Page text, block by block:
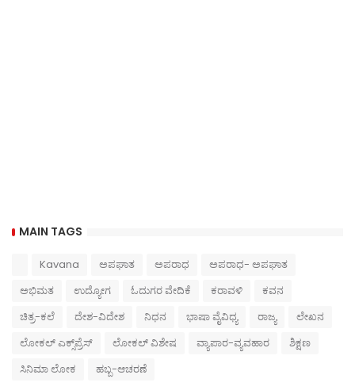
MAIN TAGS
Kavana ಅಪಘಾತ ಅಪರಾಧ
ಅಪರಾಧ- ಅಪಘಾತ
ಅಭಿಮತ
ಉದ್ಯೋಗ ಓದುಗರ ವೇದಿಕೆ ಕರಾವಳಿ
ಕವನ
ಚಿತ್ರ-ಕಲೆ
ದೇಶ-ವಿದೇಶ ನಿಧನ ಭಾಷಾ ವೈವಿಧ್ಯ ರಾಜ್ಯ
ಲೇಖನ
ಲೋಕಲ್ ಎಕ್ಸ್‌ಪ್ರೆಸ್
ಲೋಕಲ್ ವಿಶೇಷ ವ್ಯಾಪಾರ-ವ್ಯವಹಾರ
ಶಿಕ್ಷಣ
ಸಿನಿಮಾ ಲೋಕ
ಹಬ್ಬ-ಆಚರಣೆ